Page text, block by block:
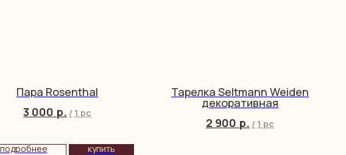
Пара Rosenthal
3 000 р. / 1 pc
подробнее купить
Тарелка Seltmann Weiden
декоративная
2 900 р. / 1 pc